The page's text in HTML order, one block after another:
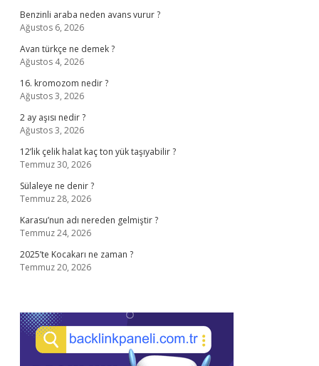
Benzinli araba neden avans vurur ?
Ağustos 6, 2026
Avan türkçe ne demek ?
Ağustos 4, 2026
16. kromozom nedir ?
Ağustos 3, 2026
2 ay aşısı nedir ?
Ağustos 3, 2026
12’lik çelik halat kaç ton yük taşıyabilir ?
Temmuz 30, 2026
Sülaleye ne denir ?
Temmuz 28, 2026
Karasu’nun adı nereden gelmiştir ?
Temmuz 24, 2026
2025’te Kocakarı ne zaman ?
Temmuz 20, 2026